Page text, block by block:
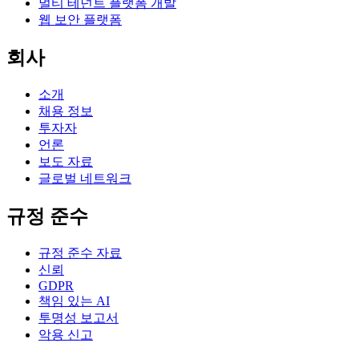
웹 보안 플랫폼
회사
소개
채용 정보
투자자
언론
보도 자료
글로벌 네트워크
규정 준수
규정 준수 자료
신뢰
GDPR
책임 있는 AI
투명성 보고서
악용 신고